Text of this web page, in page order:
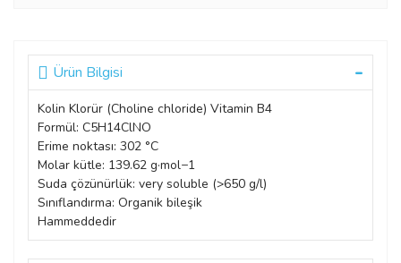
Ürün Bilgisi
Kolin Klorür (Choline chloride) Vitamin B4
Formül: C5H14ClNO
Erime noktası: 302 °C
Molar kütle: 139.62 g·mol−1
Suda çözünürlük: very soluble (>650 g/l)
Sınıflandırma: Organik bileşik
Hammeddedir